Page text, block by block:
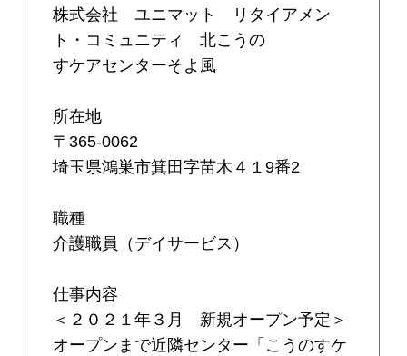
株式会社 ユニマット リタイアメン
ト・コミュニティ 北こうの
すケアセンターそよ風
所在地
〒365-0062
埼玉県鴻巣市箕田字苗木４１9番2
職種
介護職員（デイサービス）
仕事内容
＜２０２１年３月 新規オープン予定＞
オープンまで近隣センター「こうのすケ